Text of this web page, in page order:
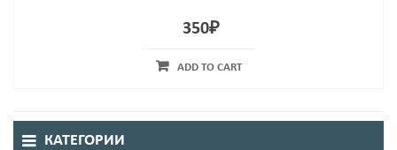
350₽
ADD TO CART
КАТЕГОРИИ